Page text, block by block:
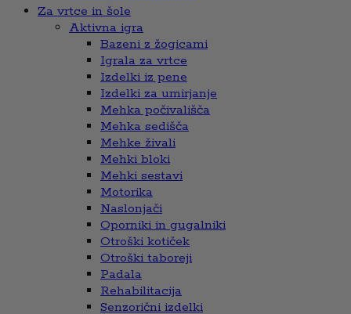
Za vrtce in šole
Aktivna igra
Bazeni z žogicami
Igrala za vrtce
Izdelki iz pene
Izdelki za umirjanje
Mehka počivališča
Mehka sedišča
Mehke živali
Mehki bloki
Mehki sestavi
Motorika
Naslonjači
Oporniki in gugalniki
Otroški kotiček
Otroški taboreji
Padala
Rehabilitacija
Senzorični izdelki